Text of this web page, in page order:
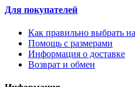
Для покупателей
Как правильно выбрать
Помощь с размерами
Информация о доставке
Возврат и обмен